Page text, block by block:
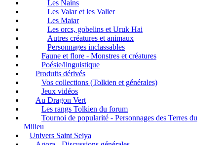
Les Nains
Les Valar et les Valier
Les Maiar
Les orcs, gobelins et Uruk Hai
Autres créatures et animaux
Personnages inclassables
Faune et flore - Monstres et créatures
Poésie/linguistique
Produits dérivés
Vos collections (Tolkien et générales)
Jeux vidéos
Au Dragon Vert
Les rangs Tolkien du forum
Tournoi de popularité - Personnages des Terres du
Milieu
Univers Saint Seiya